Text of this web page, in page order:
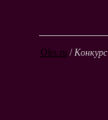
Olrs.ru /Конкурс